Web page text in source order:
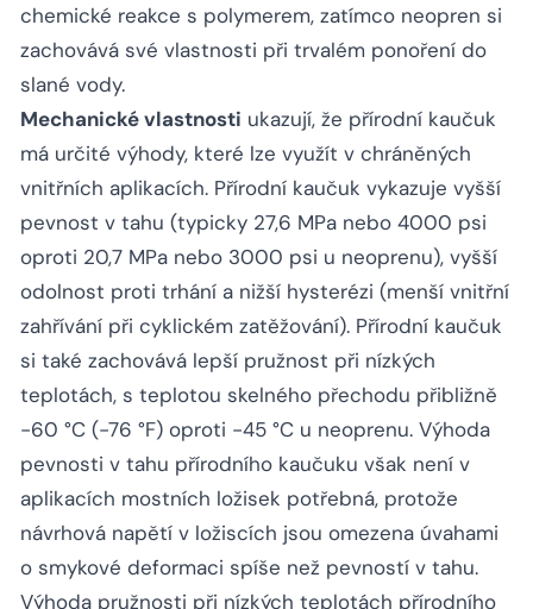
chemické reakce s polymerem, zatímco neopren si
zachovává své vlastnosti při trvalém ponoření do
slané vody.
Mechanické vlastnosti ukazují, že přírodní kaučuk
má určité výhody, které lze využít v chráněných
vnitřních aplikacích. Přírodní kaučuk vykazuje vyšší
pevnost v tahu (typicky 27,6 MPa nebo 4000 psi
oproti 20,7 MPa nebo 3000 psi u neoprenu), vyšší
odolnost proti trhání a nižší hysterézi (menší vnitřní
zahřívání při cyklickém zatěžování). Přírodní kaučuk
si také zachovává lepší pružnost při nízkých
teplotách, s teplotou skelného přechodu přibližně
-60 °C (-76 °F) oproti -45 °C u neoprenu. Výhoda
pevnosti v tahu přírodního kaučuku však není v
aplikacích mostních ložisek potřebná, protože
návrhová napětí v ložiscích jsou omezena úvahami
o smykové deformaci spíše než pevností v tahu.
Výhoda pružnosti při nízkých teplotách přírodního